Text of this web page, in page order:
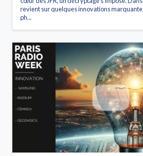
revient sur quelques innovations
ph...